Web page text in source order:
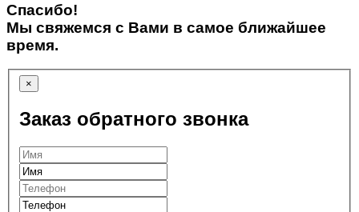
Спасибо!
Мы свяжемся с Вами в самое ближайшее
время.
×
Заказ обратного звонка